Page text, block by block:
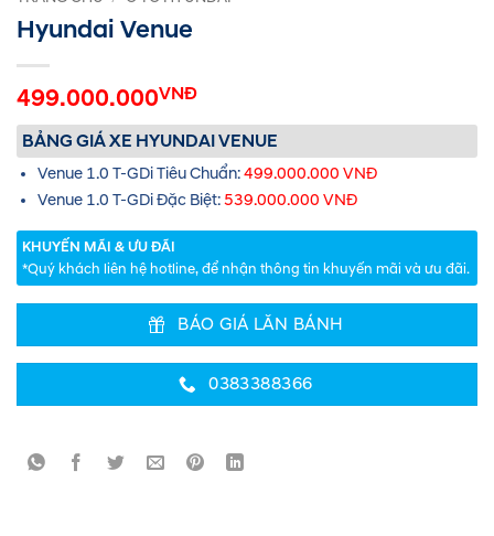
Hyundai Venue
499.000.000VNĐ
BẢNG GIÁ XE HYUNDAI VENUE
Venue 1.0 T-GDi Tiêu Chuẩn:499.000.000 VNĐ
Venue 1.0 T-GDi Đặc Biệt:539.000.000 VNĐ
KHUYẾN MÃI & ƯU ĐÃI
*Quý khách liên hệ hotline, để nhận thông tin khuyến mãi và ưu đãi.
BÁO GIÁ LĂN BÁNH
0383388366